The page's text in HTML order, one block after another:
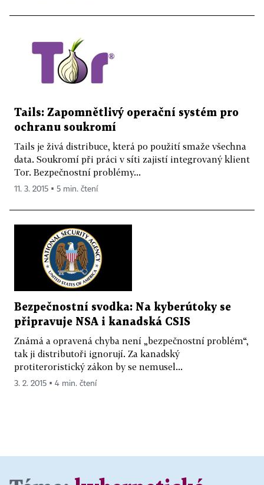
Tails: Zapomnětlivý operační systém pro
ochranu soukromí
Tails je živá distribuce, která po použití smaže všechna
data. Soukromí při práci v síti zajistí integrovaný klient
Tor. Bezpečnostní problémy...
11. 3. 2015 ▪ 5 min. čtení
Bezpečnostní svodka: Na kyberútoky se
připravuje NSA i kanadská CSIS
Známá a opravená chyba není „bezpečnostní problém“,
tak ji distributoři ignorují. Za kanadský
protiteroristický zákon by se nemusel...
3. 2. 2015 ▪ 4 min. čtení